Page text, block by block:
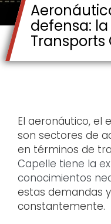
defensa:
Transports
El aeronáutico, el
son sectores de
en términos de
Capelle tiene la
conocimientos
estas demandas
constantemente.